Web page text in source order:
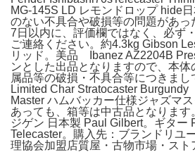
MG-145S LD レモンドロップ hide
のない不具合や破損等の問題があっ
7日以内に、評価欄ではなく、必ず
ご連絡ください。約4.3kg Gibson
リッド。美品 Ibanez AZ2204B
ンとした出品となりますので、本
属品等の破損・不具合等につきまし
Limited Char Stratocaster Burgundy
Master ハムバッカー仕様ジャズマ
あっても、箱等は中古品となります
ジゲン 日本製 Paul Gilbert。ギター
Telecaster。購入先：ブランドリユ
理協会加盟店質屋・古物市場・スト